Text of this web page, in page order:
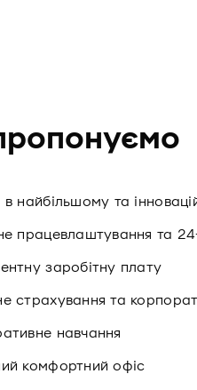
в найбільшому та
працевлаштування та
заробітну плату
страхування та
навчання
комфортний офіс